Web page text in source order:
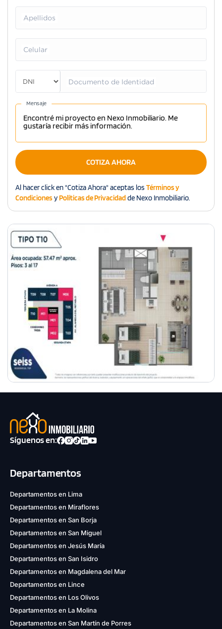
Apellidos
Celular
Documento de Identidad
Mensaje
COTIZA AHORA
Al hacer click en "Cotiza Ahora" aceptas los Términos y
CondicionesyPolíticas de Privacidadde Nexo Inmobiliario.
Síguenos en:
Departamentos
Departamentos en Lima
Departamentos en Miraflores
Departamentos en San Borja
Departamentos en San Miguel
Departamentos en Jesús María
Departamentos en San Isidro
Departamentos en Magdalena del Mar
Departamentos en Lince
Departamentos en Los Olivos
Departamentos en La Molina
Departamentos en San Martín de Porres